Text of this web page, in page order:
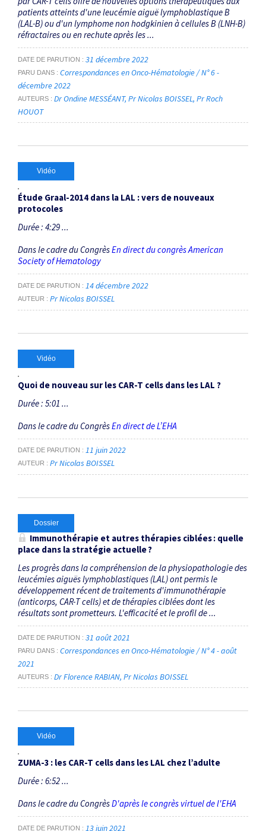
patients atteints d'une leucémie aiguë lymphoblastique B
(LAL-B) ou d'un lymphome non hodgkinien à cellules B (LNH-B)
réfractaires ou en rechute après les ...
DATE DE PARUTION 31 décembre 2022
PARU DANS
Correspondances en Onco-Hématologie / N° 6 -
décembre 2022
AUTEURS Dr Ondine MESSÉANT Pr Nicolas BOISSEL Pr Roch
HOUOT
Vidéo
Étude Graal-2014 dans la LAL : vers de nouveaux
protocoles
Durée : 4:29 ...
Dans le cadre du CongrèsEn direct du congrès American
Society of Hematology
DATE DE PARUTION 14 décembre 2022
AUTEUR Pr Nicolas BOISSEL
Vidéo
Quoi de nouveau sur les CAR-T cells dans les LAL ?
Durée : 5:01 ...
Dans le cadre du CongrèsEn direct de L’EHA
DATE DE PARUTION 11 juin 2022
AUTEUR Pr Nicolas BOISSEL
Dossier
Immunothérapie et autres thérapies ciblées : quelle
place dans la stratégie actuelle ?
Les progrès dans la compréhension de la physiopathologie des
leucémies aiguës lymphoblastiques (LAL) ont permis le
développement récent de traitements d'immunothérapie
(anticorps, CAR-T cells) et de thérapies ciblées dont les
résultats sont prometteurs. L'efficacité et le profil de ...
DATE DE PARUTION 31 août 2021
PARU DANS
Correspondances en Onco-Hématologie / N° 4 - août
2021
AUTEURS Dr Florence RABIAN Pr Nicolas BOISSEL
Vidéo
ZUMA-3 : les CAR-T cells dans les LAL chez l’adulte
Durée : 6:52 ...
Dans le cadre du CongrèsD'après le congrès virtuel de l'EHA
DATE DE PARUTION 13 juin 2021